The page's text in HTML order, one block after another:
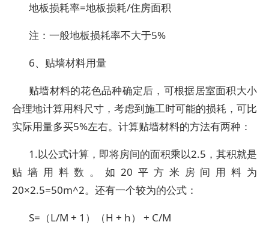
地板损耗率=地板损耗/住房面积
注：一般地板损耗率不大于5%
6、贴墙材料用量
贴墙材料的花色品种确定后，可根据居室面积大小
合理地计算用料尺寸，考虑到施工时可能的损耗，可比
实际用量多买5%左右。计算贴墙材料的方法有两种：
1.以公式计算，即将房间的面积乘以2.5，其积就是
贴墙用料数。如20平方米房间用料为
20×2.5=50m^2。还有一个较为的公式：
S=（L/M + 1）（H + h） + C/M